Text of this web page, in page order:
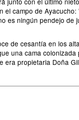
campo de
es ningún pendejo
de cesantía en los
una cama
propietaria Doña